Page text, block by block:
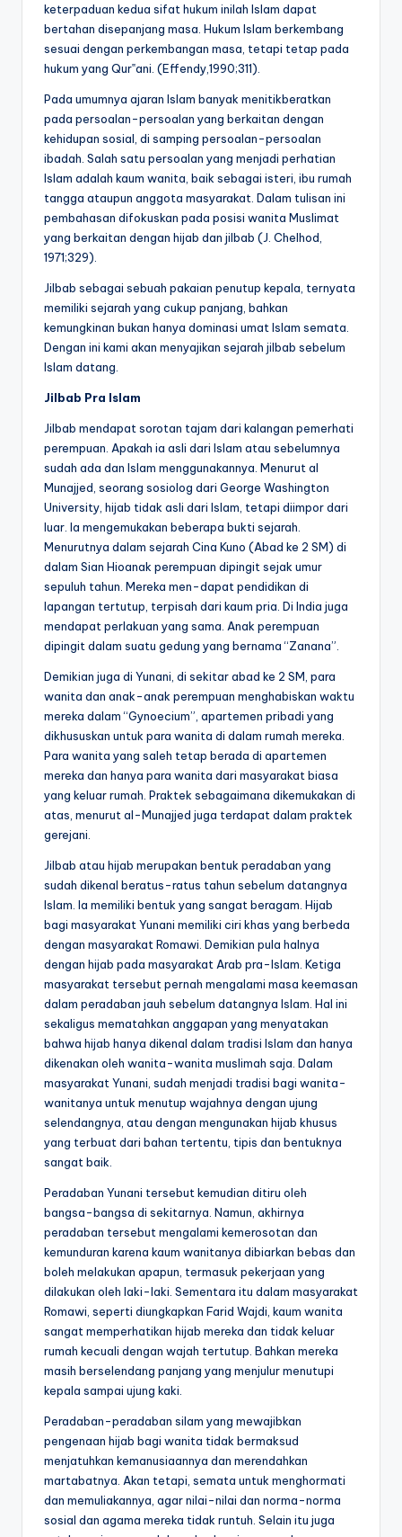
keterpaduan kedua sifat hukum inilah Islam dapat
bertahan disepanjang masa. Hukum Islam berkembang
sesuai dengan perkembangan masa, tetapi tetap pada
hukum yang Qur‟ani. (Effendy,1990;311).
Pada umumnya ajaran Islam banyak menitikberatkan
pada persoalan-persoalan yang berkaitan dengan
kehidupan sosial, di samping persoalan-persoalan
ibadah. Salah satu persoalan yang menjadi perhatian
Islam adalah kaum wanita, baik sebagai isteri, ibu rumah
tangga ataupun anggota masyarakat. Dalam tulisan ini
pembahasan difokuskan pada posisi wanita Muslimat
yang berkaitan dengan hijab dan jilbab (J. Chelhod,
1971;329).
Jilbab sebagai sebuah pakaian penutup kepala, ternyata
memiliki sejarah yang cukup panjang, bahkan
kemungkinan bukan hanya dominasi umat Islam semata.
Dengan ini kami akan menyajikan sejarah jilbab sebelum
Islam datang.
Jilbab Pra Islam
Jilbab mendapat sorotan tajam dari kalangan pemerhati
perempuan. Apakah ia asli dari Islam atau sebelumnya
sudah ada dan Islam menggunakannya. Menurut al
Munajjed, seorang sosiolog dari George Washington
University, hijab tidak asli dari Islam, tetapi diimpor dari
luar. Ia mengemukakan beberapa bukti sejarah.
Menurutnya dalam sejarah Cina Kuno (Abad ke 2 SM) di
dalam Sian Hioanak perempuan dipingit sejak umur
sepuluh tahun. Mereka men-dapat pendidikan di
lapangan tertutup, terpisah dari kaum pria. Di India juga
mendapat perlakuan yang sama. Anak perempuan
dipingit dalam suatu gedung yang bernama “Zanana”.
Demikian juga di Yunani, di sekitar abad ke 2 SM, para
wanita dan anak-anak perempuan menghabiskan waktu
mereka dalam “Gynoecium”, apartemen pribadi yang
dikhususkan untuk para wanita di dalam rumah mereka.
Para wanita yang saleh tetap berada di apartemen
mereka dan hanya para wanita dari masyarakat biasa
yang keluar rumah. Praktek sebagaimana dikemukakan di
atas, menurut al-Munajjed juga terdapat dalam praktek
gerejani.
Jilbab atau hijab merupakan bentuk peradaban yang
sudah dikenal beratus-ratus tahun sebelum datangnya
Islam. Ia memiliki bentuk yang sangat beragam. Hijab
bagi masyarakat Yunani memiliki ciri khas yang berbeda
dengan masyarakat Romawi. Demikian pula halnya
dengan hijab pada masyarakat Arab pra-Islam. Ketiga
masyarakat tersebut pernah mengalami masa keemasan
dalam peradaban jauh sebelum datangnya Islam. Hal ini
sekaligus mematahkan anggapan yang menyatakan
bahwa hijab hanya dikenal dalam tradisi Islam dan hanya
dikenakan oleh wanita-wanita muslimah saja. Dalam
masyarakat Yunani, sudah menjadi tradisi bagi wanita-
wanitanya untuk menutup wajahnya dengan ujung
selendangnya, atau dengan mengunakan hijab khusus
yang terbuat dari bahan tertentu, tipis dan bentuknya
sangat baik.
Peradaban Yunani tersebut kemudian ditiru oleh
bangsa-bangsa di sekitarnya. Namun, akhirnya
peradaban tersebut mengalami kemerosotan dan
kemunduran karena kaum wanitanya dibiarkan bebas dan
boleh melakukan apapun, termasuk pekerjaan yang
dilakukan oleh laki-laki. Sementara itu dalam masyarakat
Romawi, seperti diungkapkan Farid Wajdi, kaum wanita
sangat memperhatikan hijab mereka dan tidak keluar
rumah kecuali dengan wajah tertutup. Bahkan mereka
masih berselendang panjang yang menjulur menutupi
kepala sampai ujung kaki.
Peradaban-peradaban silam yang mewajibkan
pengenaan hijab bagi wanita tidak bermaksud
menjatuhkan kemanusiaannya dan merendahkan
martabatnya. Akan tetapi, semata untuk menghormati
dan memuliakannya, agar nilai-nilai dan norma-norma
sosial dan agama mereka tidak runtuh. Selain itu juga